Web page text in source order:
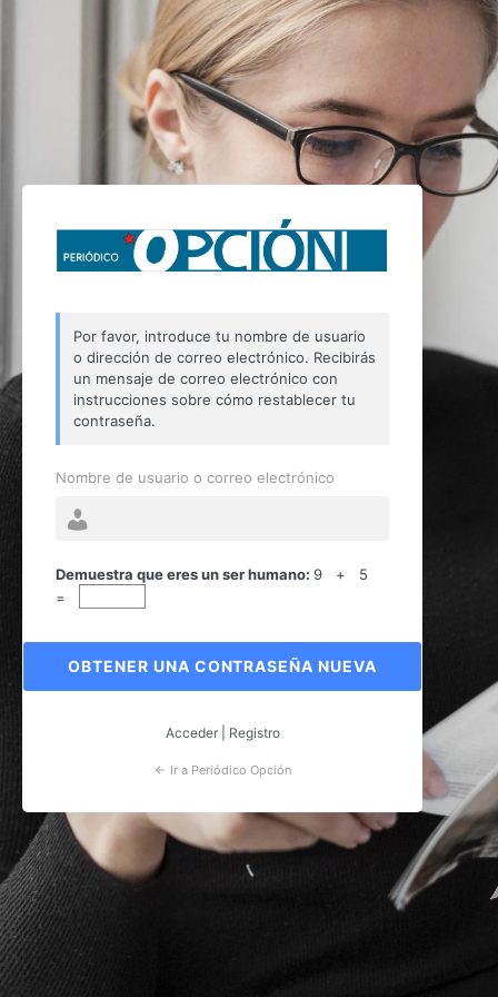
Contraseña
Por favor, introduce tu nombre de usuario
o dirección de correo electrónico. Recibirás
un mensaje de correo electrónico con
instrucciones sobre cómo restablecer tu
contraseña.
Nombre de usuario o correo electrónico
Demuestra que eres un ser humano: 9 + 5
=
Acceder| Registro
← Ir a Periódico Opción